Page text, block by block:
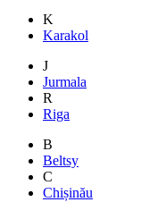
K
Karakol
J
Jurmala
R
Riga
B
Beltsy
C
Chișinău